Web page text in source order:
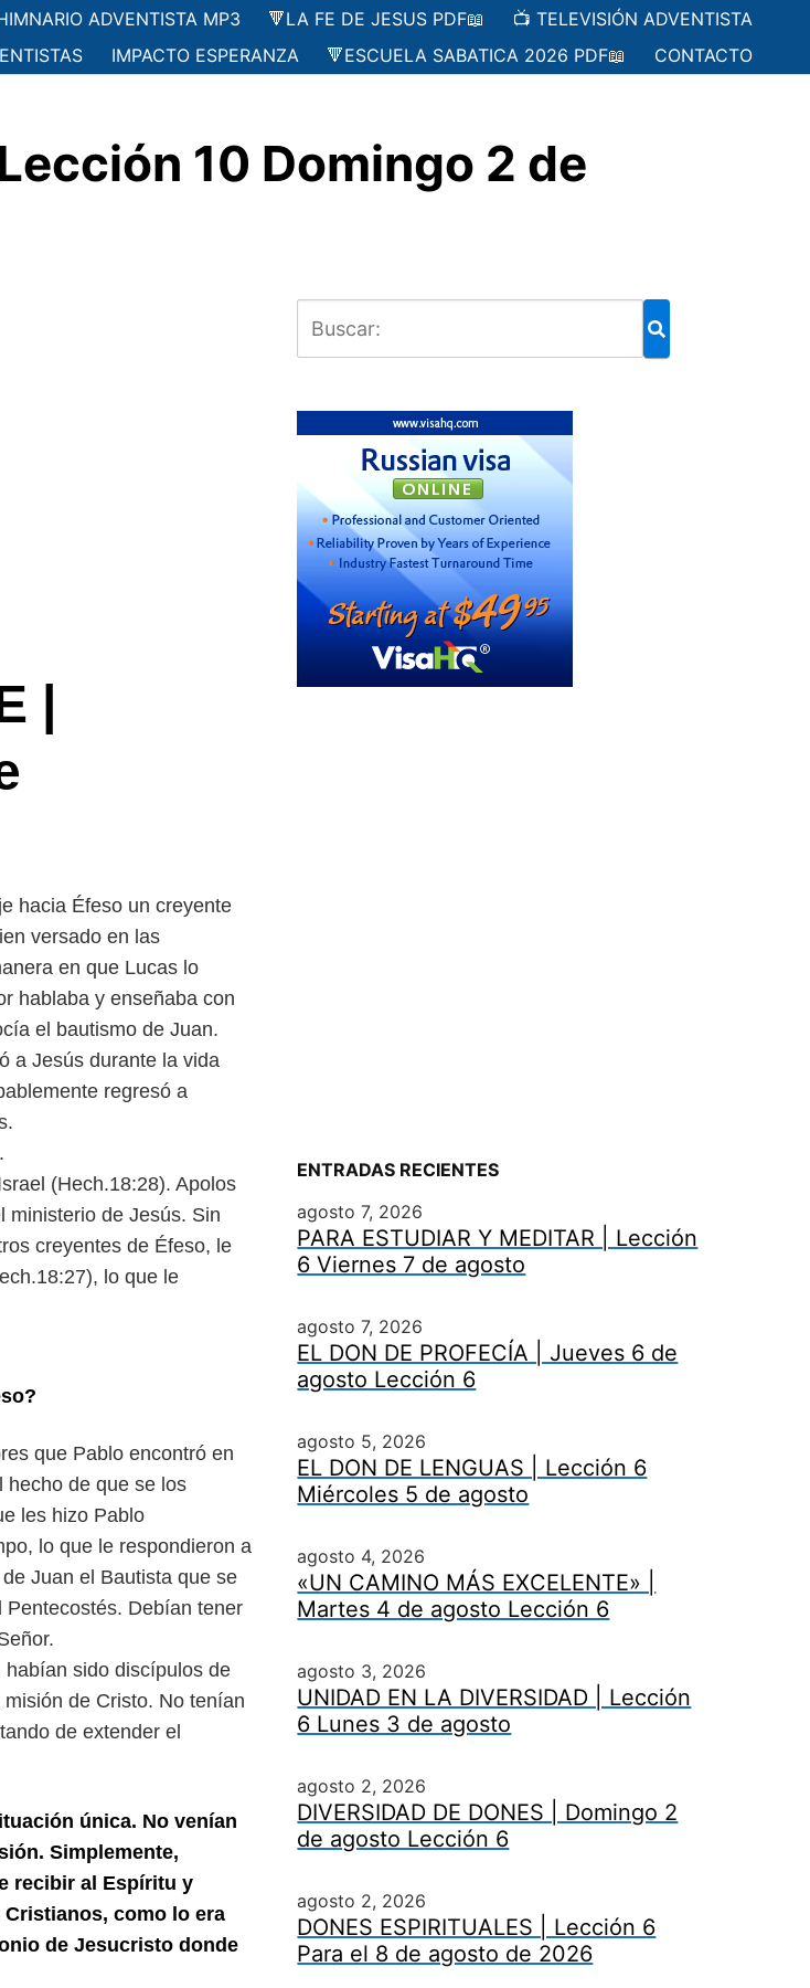
ADVENTISTA MP3 🔻LA FE DE JESUS PDF📖
📺 TELEVISIÓN ADVENTISTA
IMPACTO ESPERANZA 🔻ESCUELA SABATICA 2026 PDF📖 CONTACTO
Lección 10 Domingo 2 de
|
hacia Éfeso un creyente
versado en las
en que Lucas lo
hablaba y enseñaba con
el bautismo de Juan.
a Jesús durante la vida
regresó a
(Hech.18:28). Apolos
ministerio de Jesús. Sin
creyentes de Éfeso, le
lo que le
que Pablo encontró en
hecho de que se los
les hizo Pablo
lo que le respondieron a
Juan el Bautista que se
Debían tener
sido discípulos de
de Cristo. No tenían
de extender el
única. No venían
Simplemente,
recibir al Espíritu y
como lo era
de Jesucristo donde
ENTRADAS RECIENTES
agosto 7, 2026
PARA ESTUDIAR Y MEDITAR | Lección
6 Viernes 7 de agosto
agosto 7, 2026
EL DON DE PROFECÍA | Jueves 6 de
agosto Lección 6
agosto 5, 2026
EL DON DE LENGUAS | Lección 6
Miércoles 5 de agosto
agosto 4, 2026
«UN CAMINO MÁS EXCELENTE» |
Martes 4 de agosto Lección 6
agosto 3, 2026
UNIDAD EN LA DIVERSIDAD | Lección
6 Lunes 3 de agosto
agosto 2, 2026
DIVERSIDAD DE DONES | Domingo 2
de agosto Lección 6
agosto 2, 2026
DONES ESPIRITUALES | Lección 6
Para el 8 de agosto de 2026